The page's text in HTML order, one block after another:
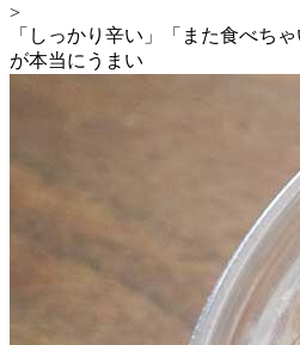
>
「しっかり辛い」「また食べち
が本当にうまい